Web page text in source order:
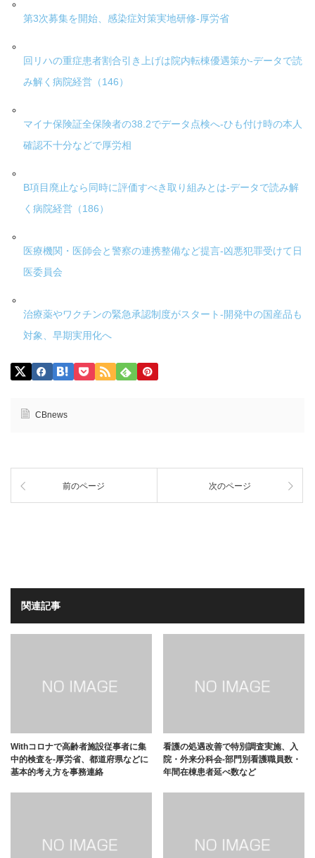
第3次募集を開始、感染症対策実地研修-厚労省
回リハの重症患者割合引き上げは院内転棟優遇策か-データで読
み解く病院経営（146）
マイナ保険証全保険者の38.2でデータ点検へ-ひも付け時の本人
確認不十分などで厚労相
B項目廃止なら同時に評価すべき取り組みとは-データで読み解
く病院経営（186）
医療機関・医師会と警察の連携整備など提言-凶悪犯罪受けて日
医委員会
治療薬やワクチンの緊急承認制度がスタート-開発中の国産品も
対象、早期実用化へ
CBnews
前のページ 次のページ
関連記事
Withコロナで高齢者施設従事者に集
中的検査を-厚労省、都道府県などに
基本的考え方を事務連絡
看護の処遇改善で特別調査実施、入
院・外来分科会-部門別看護職員数・
年間在棟患者延べ数など